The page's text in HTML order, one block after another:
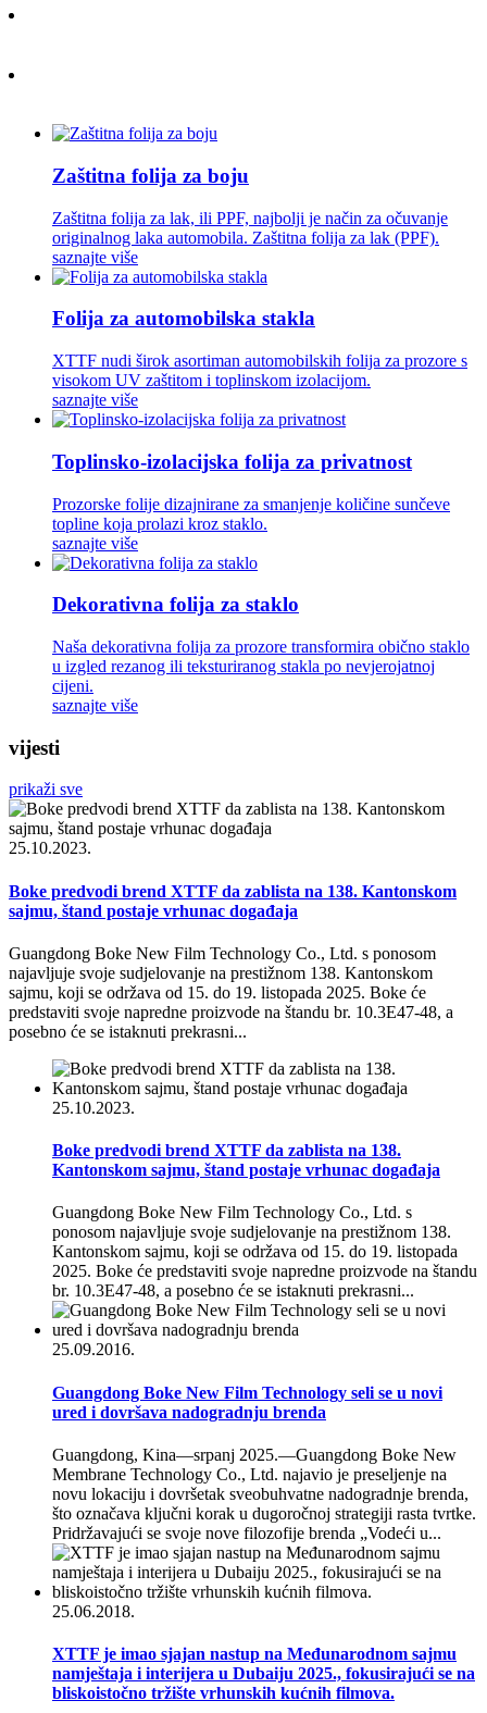
Zaštitna folija za boju
Zaštitna folija za lak, ili PPF, najbolji je način za očuvanje
originalnog laka automobila. Zaštitna folija za lak (PPF).
saznajte više
Folija za automobilska stakla
XTTF nudi širok asortiman automobilskih folija za prozore s
visokom UV zaštitom i toplinskom izolacijom.
saznajte više
Toplinsko-izolacijska folija za privatnost
Prozorske folije dizajnirane za smanjenje količine sunčeve
topline koja prolazi kroz staklo.
saznajte više
Dekorativna folija za staklo
Naša dekorativna folija za prozore transformira obično staklo
u izgled rezanog ili teksturiranog stakla po nevjerojatnoj
cijeni.
saznajte više
vijesti
prikaži sve
25.10.2023.
Boke predvodi brend XTTF da zablista na 138. Kantonskom
sajmu, štand postaje vrhunac događaja
Guangdong Boke New Film Technology Co., Ltd. s ponosom
najavljuje svoje sudjelovanje na prestižnom 138. Kantonskom
sajmu, koji se održava od 15. do 19. listopada 2025. Boke će
predstaviti svoje napredne proizvode na štandu br. 10.3E47-48, a
posebno će se istaknuti prekrasni...
25.10.2023.
Boke predvodi brend XTTF da zablista na 138.
Kantonskom sajmu, štand postaje vrhunac događaja
Guangdong Boke New Film Technology Co., Ltd. s
ponosom najavljuje svoje sudjelovanje na prestižnom 138.
Kantonskom sajmu, koji se održava od 15. do 19. listopada
2025. Boke će predstaviti svoje napredne proizvode na štandu
br. 10.3E47-48, a posebno će se istaknuti prekrasni...
25.09.2016.
Guangdong Boke New Film Technology seli se u novi
ured i dovršava nadogradnju brenda
Guangdong, Kina—srpanj 2025.—Guangdong Boke New
Membrane Technology Co., Ltd. najavio je preseljenje na
novu lokaciju i dovršetak sveobuhvatne nadogradnje brenda,
što označava ključni korak u dugoročnoj strategiji rasta tvrtke.
Pridržavajući se svoje nove filozofije brenda „Vodeći u...
25.06.2018.
XTTF je imao sjajan nastup na Međunarodnom sajmu
namještaja i interijera u Dubaiju 2025., fokusirajući se na
bliskoistočno tržište vrhunskih kućnih filmova.